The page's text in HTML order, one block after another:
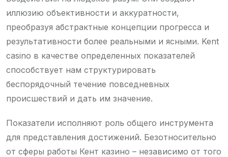
иллюзию объективности и аккуратности,
преобразуя абстрактные концепции прогресса и
результативности более реальными и ясными. Kent
casino в качестве определенных показателей
способствует нам структурировать
беспорядочный течение повседневных
происшествий и дать им значение.
Показатели исполняют роль общего инструмента
для представления достижений. Безотносительно
от сферы работы Кент казино – независимо от того